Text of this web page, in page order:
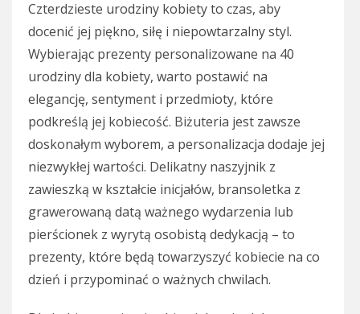
Czterdzieste urodziny kobiety to czas, aby
docenić jej piękno, siłę i niepowtarzalny styl.
Wybierając prezenty personalizowane na 40
urodziny dla kobiety, warto postawić na
elegancję, sentyment i przedmioty, które
podkreślą jej kobiecość. Biżuteria jest zawsze
doskonałym wyborem, a personalizacja dodaje jej
niezwykłej wartości. Delikatny naszyjnik z
zawieszką w kształcie inicjałów, bransoletka z
grawerowaną datą ważnego wydarzenia lub
pierścionek z wyrytą osobistą dedykacją – to
prezenty, które będą towarzyszyć kobiecie na co
dzień i przypominać o ważnych chwilach.